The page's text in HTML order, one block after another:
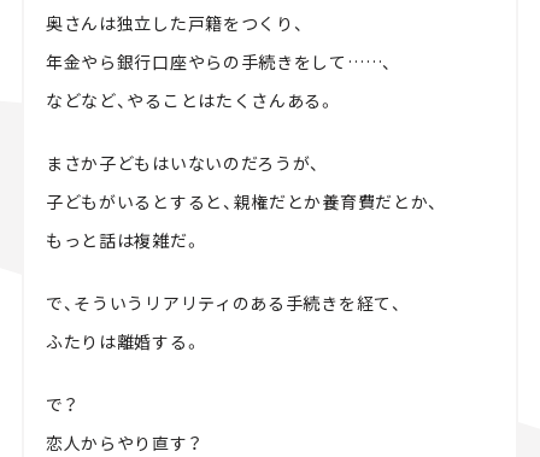
奥さんは独立した戸籍をつくり、
年金やら銀行口座やらの手続きをして……、
などなど、やることはたくさんある。
まさか子どもはいないのだろうが、
子どもがいるとすると、親権だとか養育費だとか、
もっと話は複雑だ。
で、そういうリアリティのある手続きを経て、
ふたりは離婚する。
で？
恋人からやり直す？